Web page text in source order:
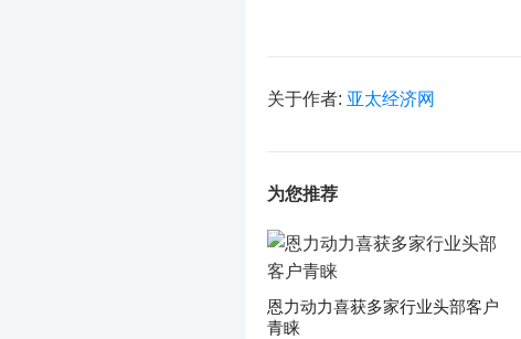
关于作者: 亚太经济网
为您推荐
恩力动力喜获多家行业头部客户
青睐